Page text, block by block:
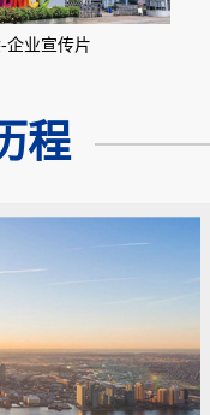
企业宣传片
程